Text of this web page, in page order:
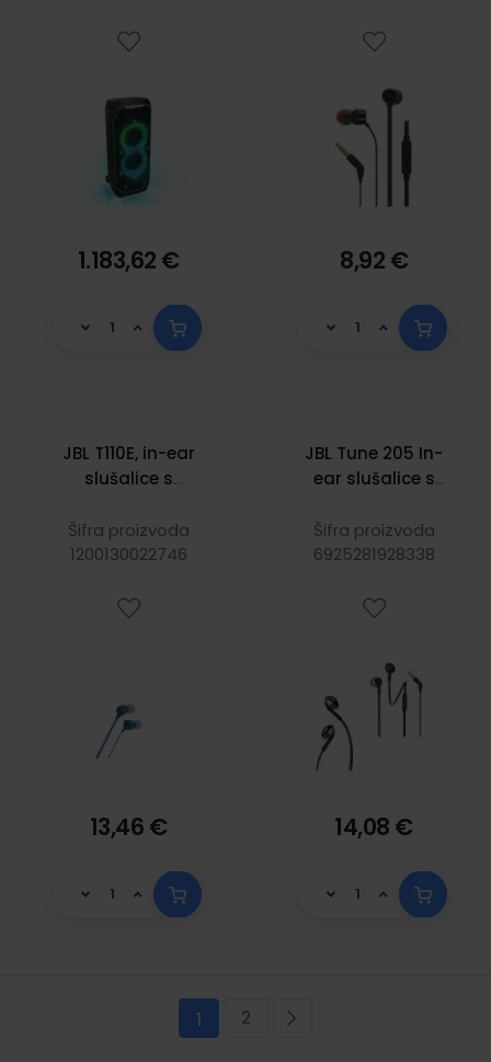
USB, IPX4,
1.183,62 € 8,92 €
JBL T110E, in-ear
slušalice s
upravljanjem s
jednom tipkom,
Šifra proizvoda
1200130022746
13,46 €
JBL Tune 205 In-
ear slušalice s
Šifra proizvoda
6925281928338
14,08 €
Stranica
Trenutno pregledavate stranicu
1 Stranica
2